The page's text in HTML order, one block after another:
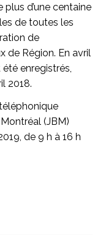
d’une centaine
de toutes les
de
de Région. En avril
enregistrés,
2018.
(JBM)
de 9 h à 16 h